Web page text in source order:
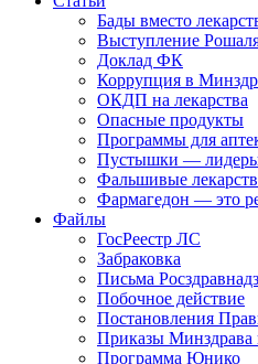
Бады вместо
Выступление
Доклад ФК
Коррупция в
ОКДП на лекарства
Опасные продукты
Программы для
Пустышки —
Фальшивые
Фармагедон — это
Файлы
ГосРеестр ЛС
Забраковка
Письма
Побочное действие
Постановления
Приказы
Программа Юнико